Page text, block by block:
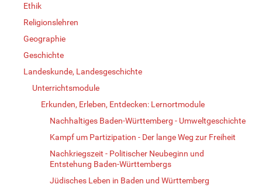
Ethik
Religionslehren
Geographie
Geschichte
Landeskunde, Landesgeschichte
Unterrichtsmodule
Erkunden, Erleben, Entdecken: Lernortmodule
Nachhaltiges Baden-Württemberg - Umweltgeschichte
Kampf um Partizipation - Der lange Weg zur Freiheit
Nachkriegszeit - Politischer Neubeginn und
Entstehung Baden-Württembergs
Jüdisches Leben in Baden und Württemberg